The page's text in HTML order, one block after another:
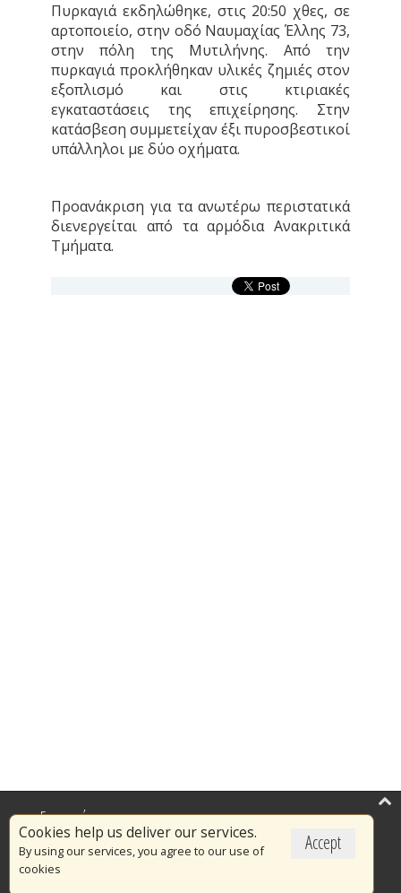
Πυρκαγιά εκδηλώθηκε, στις 20:50 χθες, σε
αρτοποιείο, στην οδό Ναυμαχίας Έλλης 73,
στην πόλη της Μυτιλήνης. Από την
πυρκαγιά προκλήθηκαν υλικές ζημιές στον
εξοπλισμό και στις κτιριακές
εγκαταστάσεις της επιχείρησης. Στην
κατάσβεση συμμετείχαν έξι πυροσβεστικοί
υπάλληλοι με δύο οχήματα.
Προανάκριση για τα ανωτέρω περιστατικά
διενεργείται από τα αρμόδια Ανακριτικά
Τμήματα.
Accept
Cookies help us deliver our services.
By using our services, you agree to our use of
cookies
Επικαιρότητα
Το Πυροσβεστικό Σώμα